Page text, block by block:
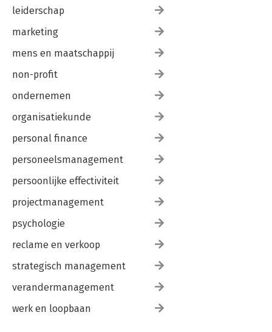
leiderschap
marketing
mens en maatschappij
non-profit
ondernemen
organisatiekunde
personal finance
personeelsmanagement
persoonlijke effectiviteit
projectmanagement
psychologie
reclame en verkoop
strategisch management
verandermanagement
werk en loopbaan